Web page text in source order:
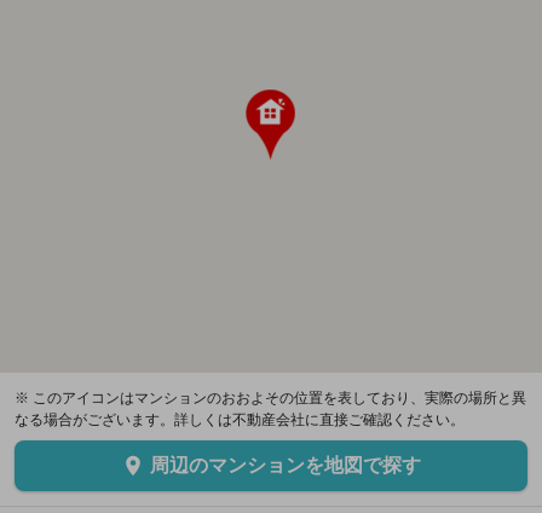
※ このアイコンはマンションのおおよその位置を表しており、実際の場所と異
なる場合がございます。詳しくは不動産会社に直接ご確認ください。
周辺のマンションを地図で探す